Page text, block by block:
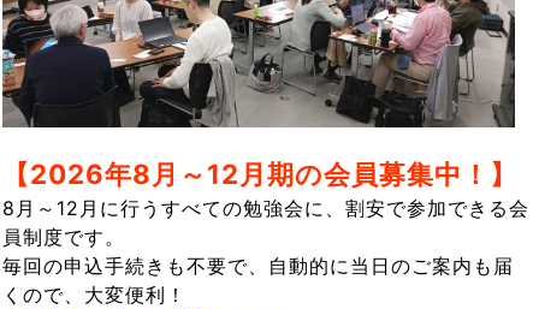
【2026年8月～12月期の会員募集中！】
8月～12月に行うすべての勉強会に、割安で参加できる会
員制度です。
毎回の申込手続きも不要で、自動的に当日のご案内も届
くので、大変便利！